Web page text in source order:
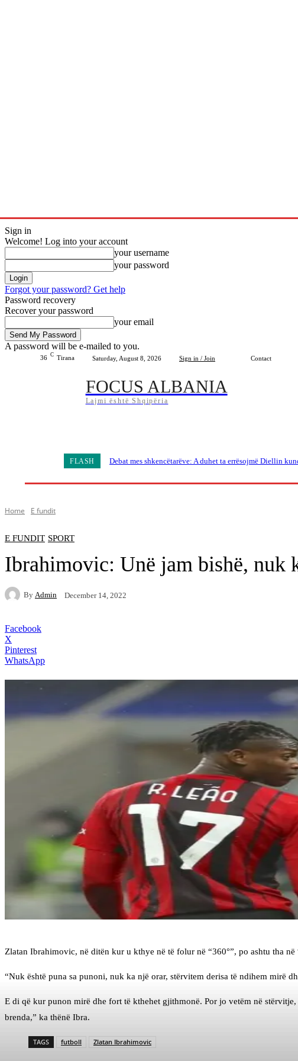
Sign in
Welcome! Log into your account
your username
your password
Forgot your password? Get help
Password recovery
Recover your password
your email
A password will be e-mailed to you.
36 C Tirana Saturday, August 8, 2026 Sign in / Join Contact
FOCUS ALBANIA
Lajmi është Shqipëria
FLASH Debat mes shkencëtarëve: A duhet ta errësojmë Diellin
Home E fundit
E FUNDIT SPORT
Ibrahimovic: Unë jam bishë, nuk
By Admin December 14, 2022
Facebook
X
Pinterest
WhatsApp
Zlatan Ibrahimovic, në ditën kur u kthye në të folur në “360°”, po ashtu tha
“Nuk është puna sa punoni, nuk ka një orar, stërvitem derisa të ndihem mirë
E di që kur punon mirë dhe fort të kthehet gjithmonë. Por jo vetëm në
brenda,” ka thënë Ibra.
TAGS futboll Zlatan Ibrahimovic